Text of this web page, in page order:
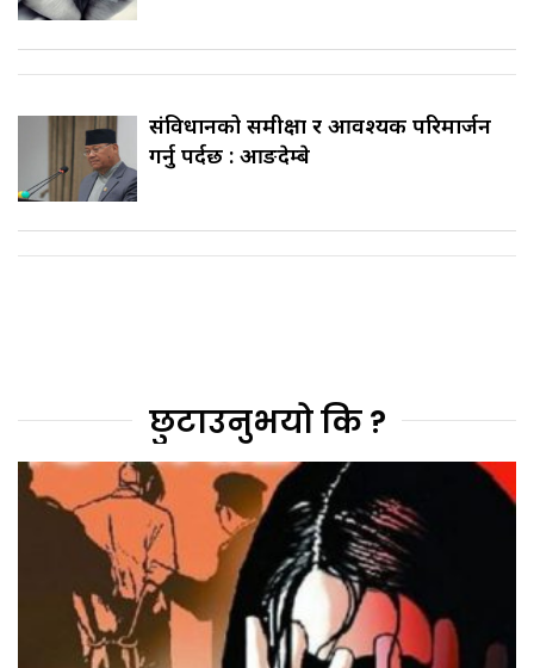
संविधानको समीक्षा र आवश्यक परिमार्जन
गर्नु पर्दछ : आङदेम्बे
छुटाउनुभयो कि ?